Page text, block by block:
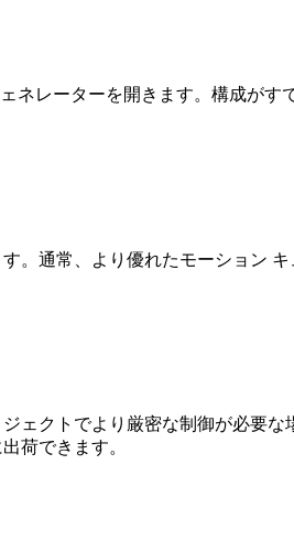
レーターを開きます。構成が
通常、より優れたモーション
ェクトでより厳密な制御が必要
荷できます。